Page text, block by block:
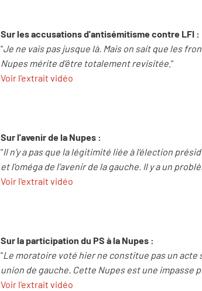
Sur les accusations d'antisémitisme contre LFI :
"Je ne vais pas jusque là. Mais on sait que les
Nupes mérite d’être totalement revisitée ."
Voir l'extrait vidéo
Sur l'avenir de la Nupes :
"Il n’y a pas que la légitimité liée à l’élection
et l'oméga de l’avenir de la gauche. Il y a un
Voir l'extrait vidéo
Sur la participation du PS à la Nupes :
"Le moratoire voté hier ne constitue pas un
union de gauche. Cette Nupes est une impasse
Voir l'extrait vidéo